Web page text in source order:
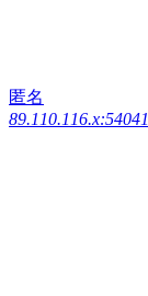
匿名
89.110.116.x:54041